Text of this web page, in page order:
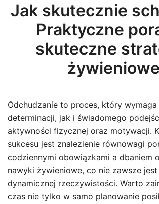
Jak skutecznie
Praktyczne
skuteczne
żywieniowe
Odchudzanie to proces, który
determinacji, jak i świadomego
aktywności fizycznej oraz motywacji.
sukcesu jest znalezienie równowagi
codziennymi obowiązkami a dbaniem
nawyki żywieniowe, co nie zawsze
dynamicznej rzeczywistości. Warto
czas nie tylko w samo planowanie